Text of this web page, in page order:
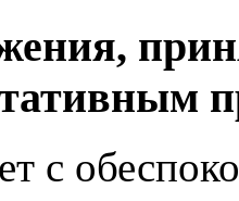
с